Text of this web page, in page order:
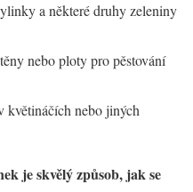
a některé druhy zeleniny
nebo ploty pro pěstování
květináčích nebo jiných
je skvělý způsob, jak se